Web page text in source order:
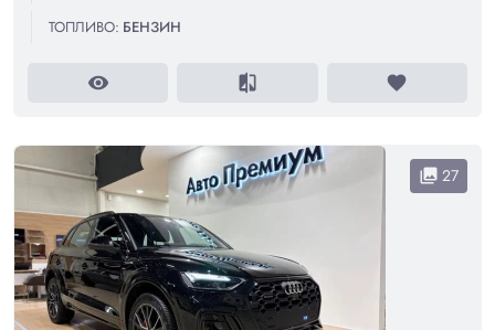
ТОПЛИВО: БЕНЗИН
visibility compare favorite
collections 27